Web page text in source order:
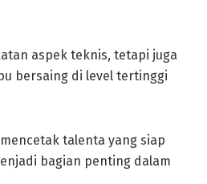
aspek teknis, tetapi juga
bersaing di level tertinggi
talenta yang siap
bagian penting dalam